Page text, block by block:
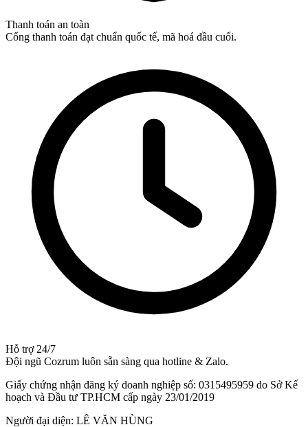
Thanh toán an toàn
Cổng thanh toán đạt chuẩn quốc tế, mã hoá đầu cuối.
Hỗ trợ 24/7
Đội ngũ Cozrum luôn sẵn sàng qua hotline & Zalo.
Giấy chứng nhận đăng ký doanh nghiệp số: 0315495959 do Sở Kế
hoạch và Đầu tư TP.HCM cấp ngày 23/01/2019
Người đại diện: LÊ VĂN HÙNG